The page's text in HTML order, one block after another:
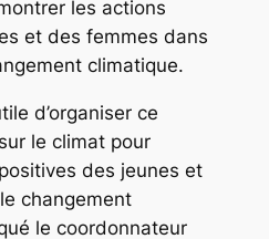
les actions
et des femmes dans
climatique.
d’organiser ce
le climat pour
des jeunes et
changement
le coordonnateur